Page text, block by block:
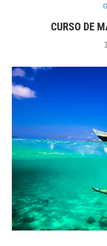
CURSO DE